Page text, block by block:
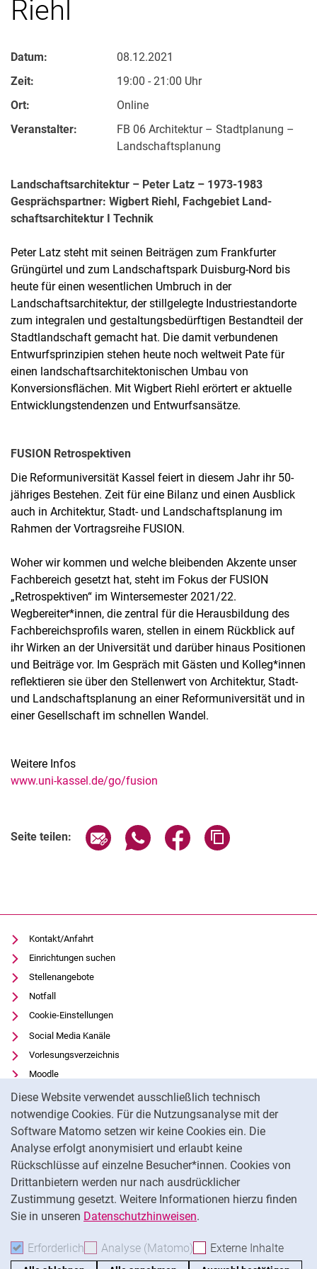
Diese Website verwendet ausschließlich technisch
notwendige Cookies. Für die Nutzungsanalyse mit der
Software Matomo setzen wir keine Cookies ein. Die
Analyse erfolgt anonymisiert und erlaubt keine
Rückschlüsse auf einzelne Besucher*innen. Cookies von
Drittanbietern werden nur nach ausdrücklicher
Zustimmung gesetzt. Weitere Informationen hierzu finden
Sie in unseren Datenschutzhinweisen.
Erforderlich Erforderliche Cookies akzeptieren
Analyse (Matomo) Analyse-Cookies
Externe Inhalte
Riehl
Datum:
08.12.2021
Zeit:
19:00 - 21:00 Uhr
Ort:
Online
Veranstalter:
FB 06 Architektur – Stadtplanung –
Landschaftsplanung
Landschaftsarchitektur – Peter Latz – 1973-1983
Gesprächspartner: Wigbert Riehl, Fachgebiet Land­
schafts­ar­chi­tek­tur I Tech­nik
Peter Latz steht mit seinen Beiträgen zum Frankfurter
Grüngürtel und zum Landschaftspark Duisburg-Nord bis
heute für einen wesentlichen Umbruch in der
Landschaftsarchitektur, der stillgelegte Industriestandorte
zum integralen und gestaltungsbedürftigen Bestandteil der
Stadtlandschaft gemacht hat. Die damit verbundenen
Entwurfsprinzipien stehen heute noch weltweit Pate für
einen landschaftsarchitektonischen Umbau von
Konversionsflächen. Mit Wigbert Riehl erörtert er aktuelle
Entwicklungstendenzen und Entwurfsansätze.
FUSION Retrospektiven
Die Reformuniversität Kassel feiert in diesem Jahr ihr 50-
jähriges Bestehen. Zeit für eine Bilanz und einen Ausblick
auch in Architektur, Stadt- und Landschaftsplanung im
Rahmen der Vortragsreihe FUSION.
Woher wir kommen und welche bleibenden Akzente unser
Fachbereich gesetzt hat, steht im Fokus der FUSION
„Retrospektiven“ im Wintersemester 2021/22.
Wegbereiter*innen, die zentral für die Herausbildung des
Fachbereichsprofils waren, stellen in einem Rückblick auf
ihr Wirken an der Universität und darüber hinaus Positionen
und Beiträge vor. Im Gespräch mit Gästen und Kolleg*innen
reflektieren sie über den Stellenwert von Architektur, Stadt-
und Landschaftsplanung an einer Reformuniversität und in
einer Gesellschaft im schnellen Wandel.
Weitere Infos
www.uni-kassel.de/go/fusion
Seite teilen: Seite über E-Mail teilen
Seite über WhatsApp teilen
Seite über Facebook
Kontakt/Anfahrt
Einrichtungen suchen
Stellenangebote
Notfall
Cookie-Einstellungen
Social Media Kanäle
Vorlesungsverzeichnis
Moodle
Panopto
Universitätsbibliothek
Datenschutz
Barrierefreiheit
Transparenter KI-Einsatz